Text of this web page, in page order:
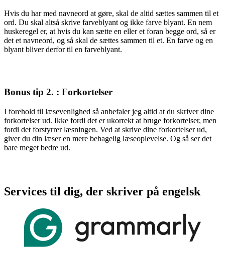
Hvis du har med navneord at gøre, skal de altid sættes sammen til et
ord. Du skal altså skrive farveblyant og ikke farve blyant. En nem
huskeregel er, at hvis du kan sætte en eller et foran begge ord, så er
det et navneord, og så skal de sættes sammen til et. En farve og en
blyant bliver derfor til en farveblyant.
Bonus tip 2. : Forkortelser
I forehold til læsevenlighed så anbefaler jeg altid at du skriver dine
forkortelser ud. Ikke fordi det er ukorrekt at bruge forkortelser, men
fordi det forstyrrer læsningen. Ved at skrive dine forkortelser ud,
giver du din læser en mere behagelig læseoplevelse. Og så ser det
bare meget bedre ud.
Services til dig, der skriver på engelsk